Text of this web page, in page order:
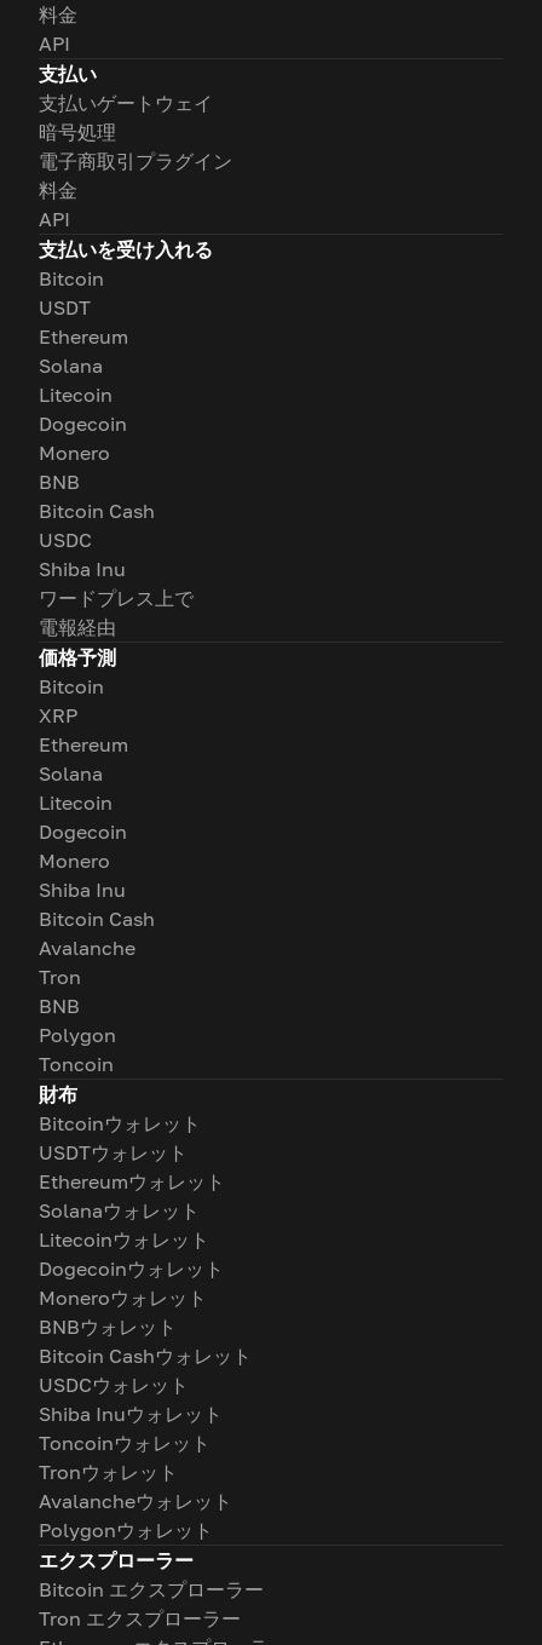
料金
API
支払い
支払いゲートウェイ
暗号処理
電子商取引プラグイン
料金
API
支払いを受け入れる
Bitcoin
USDT
Ethereum
Solana
Litecoin
Dogecoin
Monero
BNB
Bitcoin Cash
USDC
Shiba Inu
ワードプレス上で
電報経由
価格予測
Bitcoin
XRP
Ethereum
Solana
Litecoin
Dogecoin
Monero
Shiba Inu
Bitcoin Cash
Avalanche
Tron
BNB
Polygon
Toncoin
財布
Bitcoinウォレット
USDTウォレット
Ethereumウォレット
Solanaウォレット
Litecoinウォレット
Dogecoinウォレット
Moneroウォレット
BNBウォレット
Bitcoin Cashウォレット
USDCウォレット
Shiba Inuウォレット
Toncoinウォレット
Tronウォレット
Avalancheウォレット
Polygonウォレット
エクスプローラー
Bitcoin エクスプローラー
Tron エクスプローラー